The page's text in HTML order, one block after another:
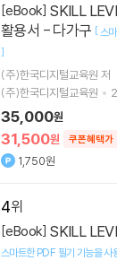
[eBook] SKILL LEVEL UP Revit 템플릿 실무
활용서 - 다가구 [스
]
(주)한국디지털교육원 저
(주)한국디지털교육원
31,500원 쿠폰혜택가
35,000원
1,750원
4
[eBook] SKILL
스마트한 PDF 필기 기능을 사